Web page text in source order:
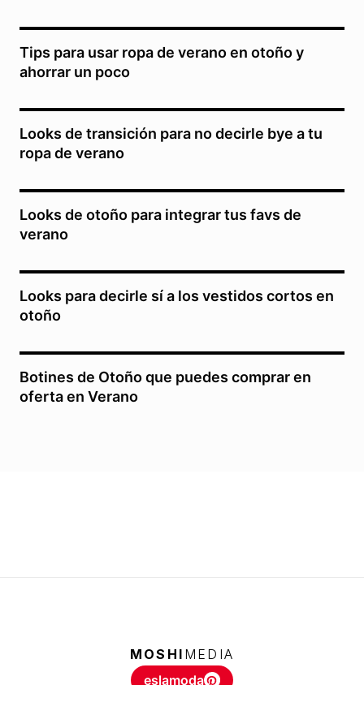
Tips para usar ropa de verano en otoño y
ahorrar un poco
Looks de transición para no decirle bye a tu
ropa de verano
Looks de otoño para integrar tus favs de
verano
Looks para decirle sí a los vestidos cortos en
otoño
Botines de Otoño que puedes comprar en
oferta en Verano
MOSHI MEDIA
eslamoda